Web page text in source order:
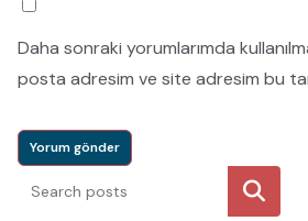
Daha sonraki yorumlarımda
posta adresim ve site adresim bu
Ara